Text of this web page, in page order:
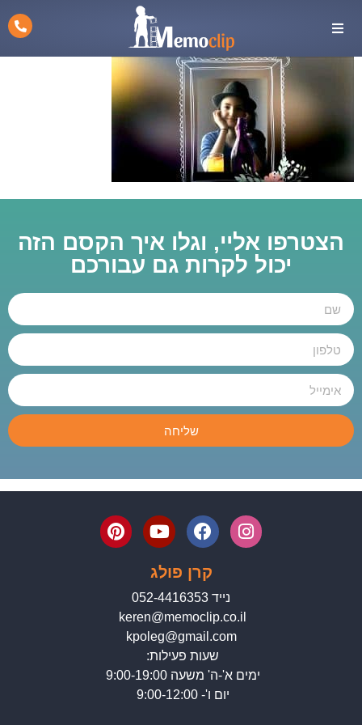
הצטרפו אליי, וגלו איך הקסם הזה
יכול לקרות גם עבורכם
שליחה
קרן פולג
נייד 052-4416353
keren@memoclip.co.il
kpoleg@gmail.com
שעות פעילות:
ימים א'-ה' משעה 9:00-19:00
יום ו'- 9:00-12:00